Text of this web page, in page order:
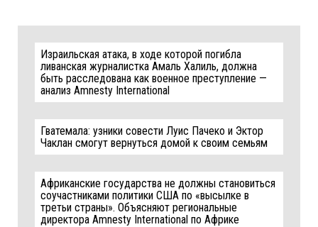
Израильская атака, в ходе которой погибла
ливанская журналистка Амаль Халиль, должна
быть расследована как военное преступление —
анализ Amnesty International
Гватемала: узники совести Луис Пачеко и Эктор
Чаклан смогут вернуться домой к своим семьям
Африканские государства не должны становиться
соучастниками политики США по «высылке в
третьи страны». Объясняют региональные
директора Amnesty International по Африке